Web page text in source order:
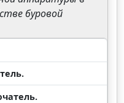
буровой